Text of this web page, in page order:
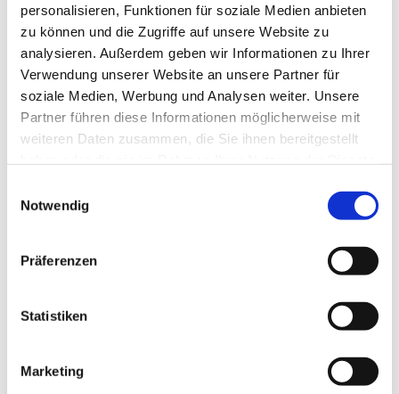
personalisieren, Funktionen für soziale Medien anbieten
zu können und die Zugriffe auf unsere Website zu
analysieren. Außerdem geben wir Informationen zu Ihrer
Verwendung unserer Website an unsere Partner für
soziale Medien, Werbung und Analysen weiter. Unsere
Partner führen diese Informationen möglicherweise mit
weiteren Daten zusammen, die Sie ihnen bereitgestellt
Notwendig
Präferenzen
Statistiken
Marketing